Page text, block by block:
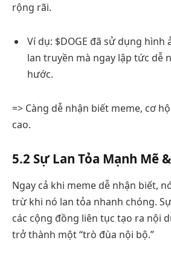
rộng rãi.
Ví dụ: $DOGE đã sử dụng hình
lan truyền mà ngay lập tức dễ
hước.
=> Càng dễ nhận biết meme, cơ
cao.
5.2 Sự Lan Tỏa Mạnh Mẽ
Ngay cả khi meme dễ nhận biết,
trừ khi nó lan tỏa nhanh chóng.
các cộng đồng liên tục tạo ra nội
trở thành một “trò đùa nội bộ.”